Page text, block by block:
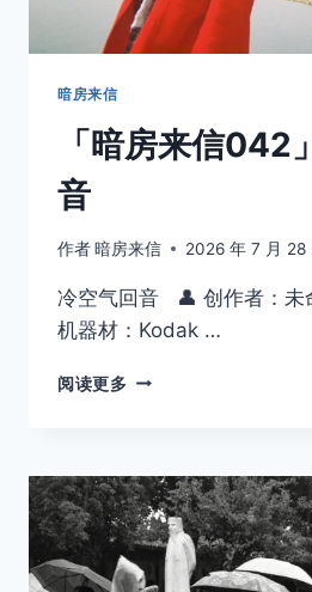
给
了
猫
暗房来信
「暗房来信042
音
作者暗房来信 2026 年 7 月 28
冷空气回音 👤 创作者：未
机器材：Kodak …
阅读更多 「暗
042」
冷
空
气
回